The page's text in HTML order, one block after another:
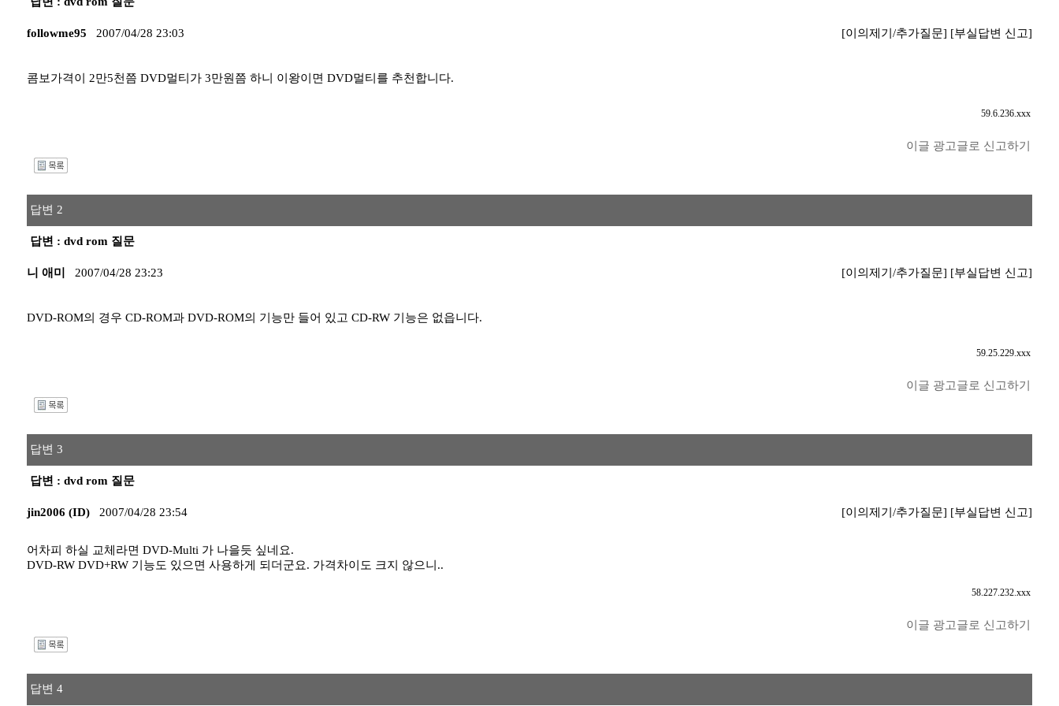
followme95 2007/04/28 23:03 [이의제기/추가질문] [부실답변 신고]
콤보가격이 2만5천쯤 DVD멀티가 3만원쯤 하니 이왕이면 DVD멀티를 추천합니다.
59.6.236.xxx
이글 광고글로 신고하기
답변 2
답변 : dvd rom 질문
니 애미 2007/04/28 23:23 [이의제기/추가질문] [부실답변 신고]
DVD-ROM의 경우 CD-ROM과 DVD-ROM의 기능만 들어 있고 CD-RW 기능은 없읍니다.
59.25.229.xxx
이글 광고글로 신고하기
답변 3
답변 : dvd rom 질문
jin2006 (ID) 2007/04/28 23:54 [이의제기/추가질문] [부실답변 신고]
어차피 하실 교체라면 DVD-Multi 가 나을듯 싶네요.
DVD-RW DVD+RW 기능도 있으면 사용하게 되더군요. 가격차이도 크지 않으니..
58.227.232.xxx
이글 광고글로 신고하기
답변 4